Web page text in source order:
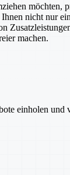
möchten,
nicht nur
machen.
einholen und